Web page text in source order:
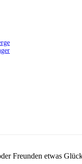
Freunden etwas